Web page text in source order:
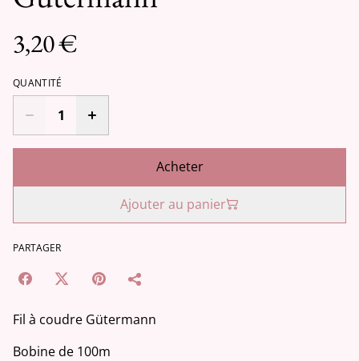
3,20 €
QUANTITÉ
Acheter
Ajouter au panier
PARTAGER
Fil à coudre Gütermann
Bobine de 100m